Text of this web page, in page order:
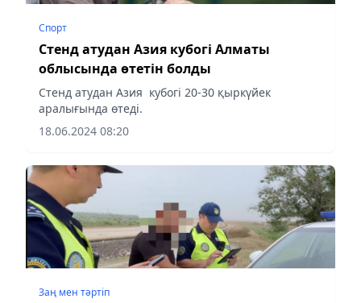
Спорт
Стенд атудан Азия кубогі Алматы
облысында өтетін болды
Стенд атудан Азия кубогі 20-30 қыркүйек
аралығында өтеді.
18.06.2024 08:20
Заң мен тəртіп